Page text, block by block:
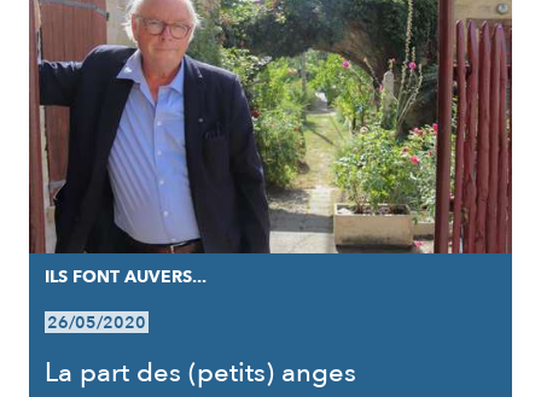
ILS FONT AUVERS...
26/05/2020
La part des (petits) anges